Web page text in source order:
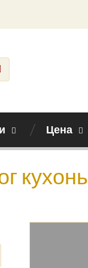
Цена
кухонь